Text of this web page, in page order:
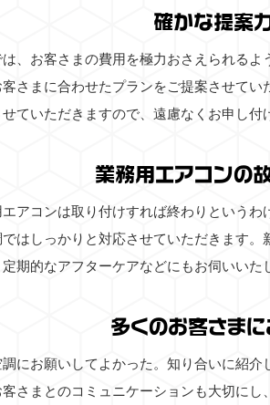
確かな提案
は、お客さまの費用を極力おさえられる
客さまに合わせたプランをご提案させて
ていただきますので、遠慮なくお申し付
業務用エアコンの
アコンは取り付けすれば終わりという
ではしっかりと対応させていただきます
定期的なアフターケアなどにもお伺いい
多くのお客さま
調にお願いしてよかった。知り合いに紹
客さまとのコミュニケーションも大切に